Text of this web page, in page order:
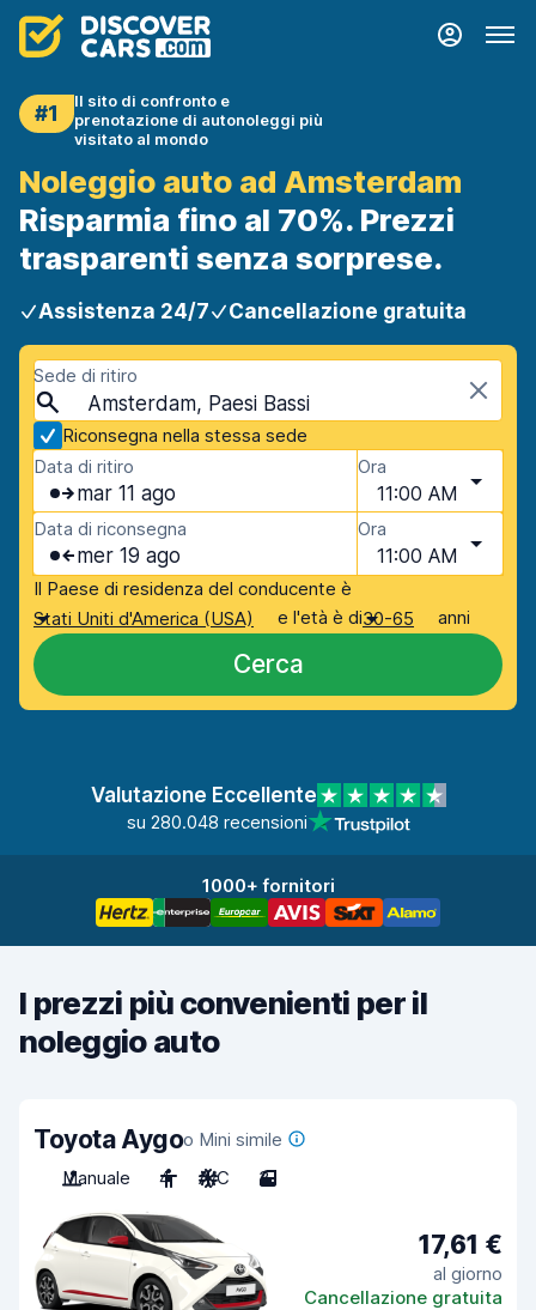
#1
Il sito di confronto e
prenotazione di autonoleggi più
visitato al mondo
Noleggio auto ad Amsterdam
Risparmia fino al 70%. Prezzi
trasparenti senza sorprese.
Assistenza 24/7 Cancellazione gratuita
Sede di ritiro
Amsterdam, Paesi Bassi
Riconsegna nella stessa sede
Data di ritiro
mar 11 ago
Ora
11:00 AM
Data di riconsegna
mer 19 ago
Ora
11:00 AM
Il Paese di residenza del conducente è
Stati Uniti d'America (USA)
e l'età è di30-65 anni
Cerca
Valutazione Eccellente
su 280.048 recensioni
1000+ fornitori
I prezzi più convenienti per il
noleggio auto
Toyota Aygoo Mini simile
Manuale
4 A/C 3
17,61 €
al giorno
Cancellazione gratuita